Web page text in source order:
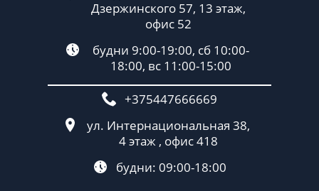
Дзержинского 57, 13 этаж,
офис 52
будни 9:00-19:00, сб 10:00-
18:00, вс 11:00-15:00
+375447666669
ул. Интернациональная 38,
4 этаж , офис 418
будни: 09:00-18:00